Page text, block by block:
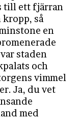
till ett fjärran
så
en
staden
och
vimmel
Ja, du vet
med